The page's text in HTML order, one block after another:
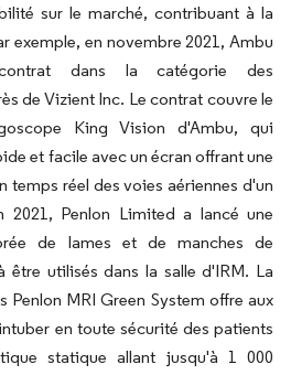
sur le marché, contribuant à la
exemple, en novembre 2021, Ambu
dans la catégorie des
de Vizient Inc. Le contrat couvre le
King Vision d'Ambu, qui
et facile avec un écran offrant une
temps réel des voies aériennes d'un
Penlon Limited a lancé une
de lames et de manches de
être utilisés dans la salle d'IRM. La
Penlon MRI Green System offre aux
en toute sécurité des patients
statique allant jusqu'à 1 000